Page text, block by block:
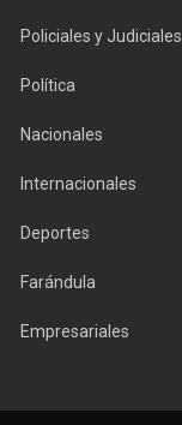
Policiales y Judiciales
Política
Nacionales
Internacionales
Deportes
Farándula
Empresariales